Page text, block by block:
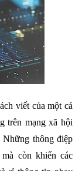
viết của một cá
trên mạng xã hội
Những thông điệp
còn khiến các